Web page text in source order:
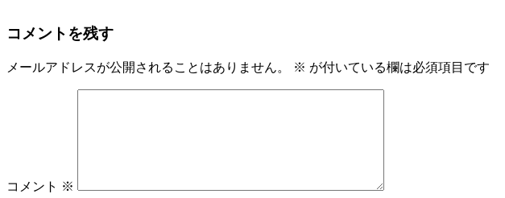
コメントを残す
メールアドレスが公開されることはありません。 ※ が付いている欄は必須項目です
コメント ※